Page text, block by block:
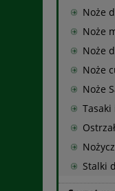
Noże
Noże
Noże
Noże
Noże
Stalki